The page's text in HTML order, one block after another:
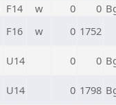
F14 w 0 0
F16 w 0 1752
U14 0 0
U14 0 1798